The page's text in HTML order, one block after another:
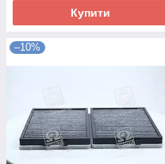
Купити
–10%